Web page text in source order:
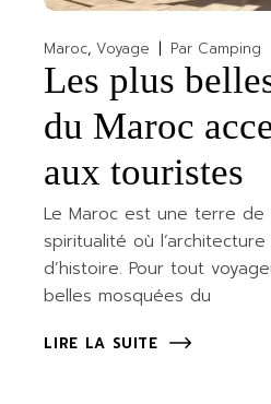
Maroc Voyage Par Camping
Les plus
du Maroc
aux touristes
Le Maroc est une terre
spiritualité où
d’histoire. Pour tout
belles mosquées du
LIRE LA SUITE